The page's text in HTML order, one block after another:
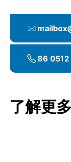
更换
根据
固件
优化
数字
根据
更换
更换
测试
固件升
数字状
延长保
86
了解更多